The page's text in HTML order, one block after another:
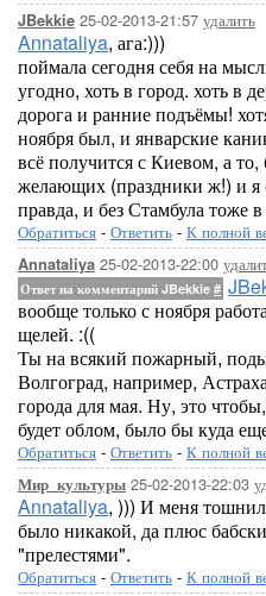
JBekkie 25-02-2013-21:57 удалить
Annataliya, ага:)))
поймала сегодня себя на
угодно, хоть в город. хоть в
дорога и ранние подъёмы!
ноября был, и январские
всё получится с Киевом, а
желающих (праздники ж!) и я
правда, и без Стамбула тоже
Обратиться - Ответить - К полной
Annataliya 25-02-2013-22:00
Ответ на комментарий JBekkie #
вообще только с ноября
щелей. :((
Ты на всякий пожарный,
Волгоград, например,
города для мая. Ну, это
будет облом, было бы куда
Обратиться - Ответить - К полной
Мир_культуры 25-02-2013-22:03
Annataliya, ))) И меня
было никакой, да плюс
"прелестями".
Обратиться - Ответить - К полной